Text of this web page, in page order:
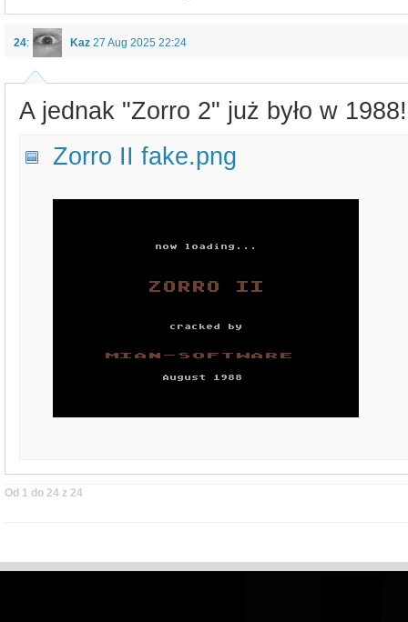
24: Kaz 27 Aug 2025 22:24
A jednak "Zorro 2" już było w
Zorro II fake.png
Od 1 do 24 z 24